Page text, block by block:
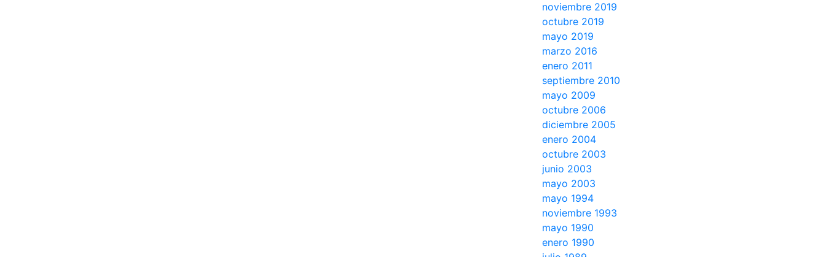
noviembre 2019
octubre 2019
mayo 2019
marzo 2016
enero 2011
septiembre 2010
mayo 2009
octubre 2006
diciembre 2005
enero 2004
octubre 2003
junio 2003
mayo 2003
mayo 1994
noviembre 1993
mayo 1990
enero 1990